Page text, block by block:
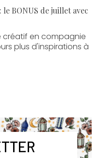
le BONUS de juillet avec
créatif en compagnie
plus d'inspirations à